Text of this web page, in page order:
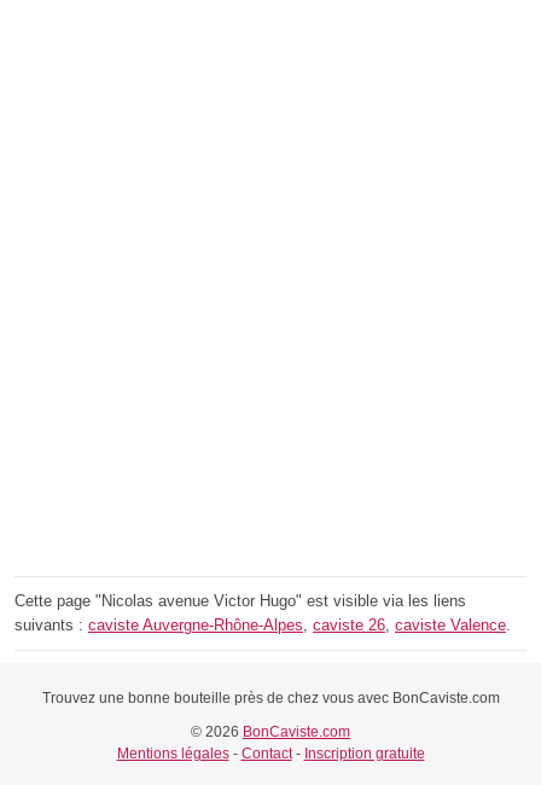
Cette page "Nicolas avenue Victor Hugo" est visible via les liens
suivants : caviste Auvergne-Rhône-Alpes, caviste 26, caviste Valence.
Trouvez une bonne bouteille près de chez vous avec BonCaviste.com
© 2026 BonCaviste.com
Mentions légales- Contact- Inscription gratuite